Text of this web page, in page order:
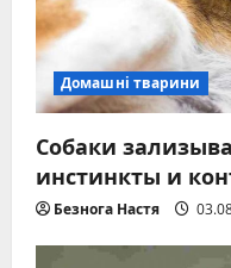
Домашні тварини
Собаки
инстинкты и
Безнога Настя